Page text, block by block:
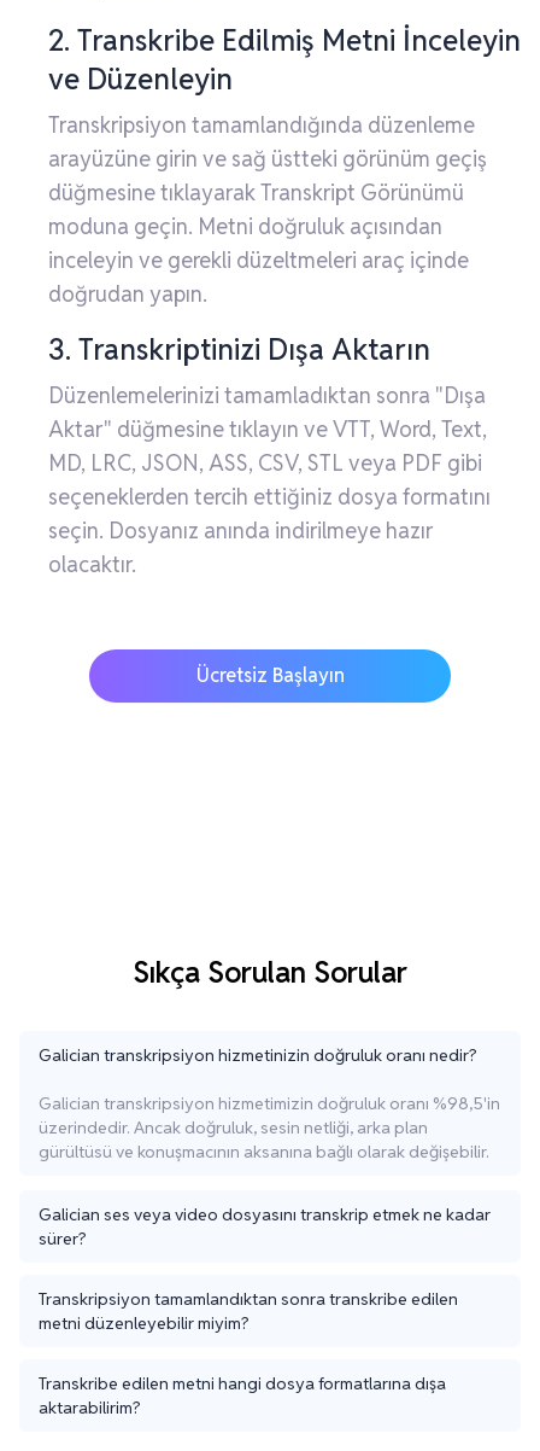
2. Transkribe Edilmiş Metni İnceleyin
ve Düzenleyin
Transkripsiyon tamamlandığında düzenleme
arayüzüne girin ve sağ üstteki görünüm geçiş
düğmesine tıklayarak Transkript Görünümü
moduna geçin. Metni doğruluk açısından
inceleyin ve gerekli düzeltmeleri araç içinde
doğrudan yapın.
3. Transkriptinizi Dışa Aktarın
Düzenlemelerinizi tamamladıktan sonra "Dışa
Aktar" düğmesine tıklayın ve VTT, Word, Text,
MD, LRC, JSON, ASS, CSV, STL veya PDF gibi
seçeneklerden tercih ettiğiniz dosya formatını
seçin. Dosyanız anında indirilmeye hazır
olacaktır.
Ücretsiz Başlayın
Sıkça Sorulan Sorular
Galician transkripsiyon hizmetinizin doğruluk oranı nedir?
Galician transkripsiyon hizmetimizin doğruluk oranı %98,5'in
üzerindedir. Ancak doğruluk, sesin netliği, arka plan
gürültüsü ve konuşmacının aksanına bağlı olarak değişebilir.
Galician ses veya video dosyasını transkrip etmek ne kadar
sürer?
Transkripsiyon tamamlandıktan sonra transkribe edilen
metni düzenleyebilir miyim?
Transkribe edilen metni hangi dosya formatlarına dışa
aktarabilirim?